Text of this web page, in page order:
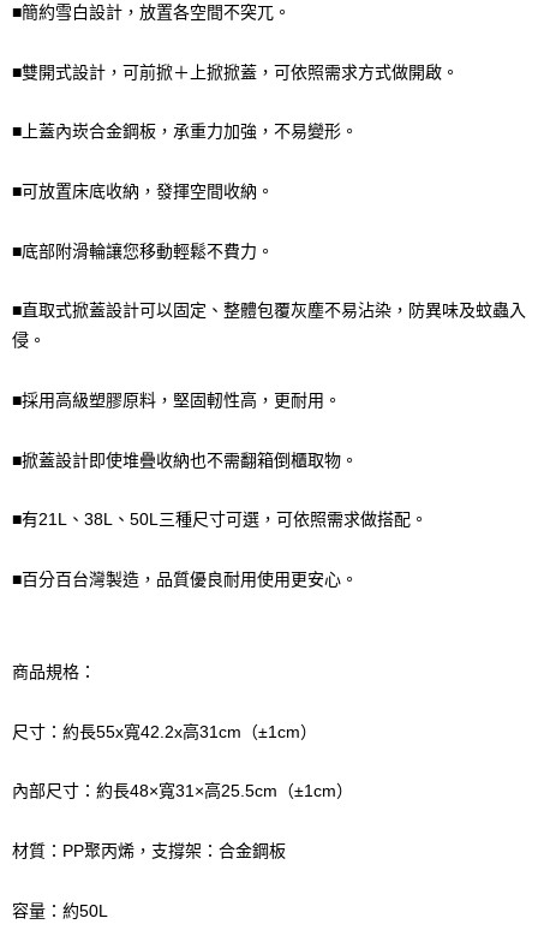
■簡約雪白設計，放置各空間不突兀。
■雙開式設計，可前掀＋上掀掀蓋，可依照需求方式做開啟。
■上蓋內崁合金鋼板，承重力加強，不易變形。
■可放置床底收納，發揮空間收納。
■底部附滑輪讓您移動輕鬆不費力。
■直取式掀蓋設計可以固定、整體包覆灰塵不易沾染，防異味及蚊蟲入
侵。
■採用高級塑膠原料，堅固軔性高，更耐用。
■掀蓋設計即使堆疊收納也不需翻箱倒櫃取物。
■有21L、38L、50L三種尺寸可選，可依照需求做搭配。
■百分百台灣製造，品質優良耐用使用更安心。
商品規格：
尺寸：約長55x寬42.2x高31cm（±1cm）
內部尺寸：約長48×寬31×高25.5cm（±1cm）
材質：PP聚丙烯，支撐架：合金鋼板
容量：約50L